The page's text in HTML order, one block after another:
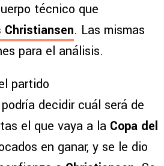
técnico que
Christiansen. Las mismas
para el análisis.
partido
podría decidir cuál será de
el que vaya a la Copa del
en ganar, y se le dio